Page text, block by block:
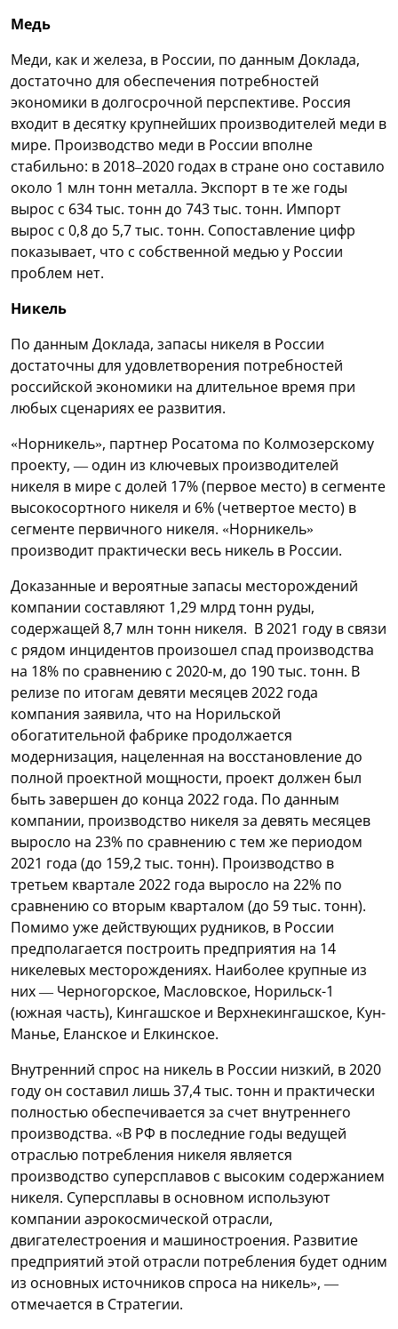
Медь
Меди, как и железа, в России, по данным Доклада,
достаточно для обеспечения потребностей
экономики в долгосрочной перспективе. Россия
входит в десятку крупнейших производителей меди в
мире. Производство меди в России вполне
стабильно: в 2018–2020 годах в стране оно составило
около 1 млн тонн металла. Экспорт в те же годы
вырос с 634 тыс. тонн до 743 тыс. тонн. Импорт
вырос с 0,8 до 5,7 тыс. тонн. Сопоставление цифр
показывает, что с собственной медью у России
проблем нет.
Никель
По данным Доклада, запасы никеля в России
достаточны для удовлетворения потребностей
российской экономики на длительное время при
любых сценариях ее развития.
«Норникель», партнер Росатома по Колмозерскому
проекту, — один из ключевых производителей
никеля в мире с долей 17% (первое место) в сегменте
высокосортного никеля и 6% (четвертое место) в
сегменте первичного никеля. «Норникель»
производит практически весь никель в России.
Доказанные и вероятные запасы месторождений
компании составляют 1,29 млрд тонн руды,
содержащей 8,7 млн тонн никеля. В 2021 году в связи
с рядом инцидентов произошел спад производства
на 18% по сравнению с 2020-м, до 190 тыс. тонн. В
релизе по итогам девяти месяцев 2022 года
компания заявила, что на Норильской
обогатительной фабрике продолжается
модернизация, нацеленная на восстановление до
полной проектной мощности, проект должен был
быть завершен до конца 2022 года. По данным
компании, производство никеля за девять месяцев
выросло на 23% по сравнению с тем же периодом
2021 года (до 159,2 тыс. тонн). Производство в
третьем квартале 2022 года выросло на 22% по
сравнению со вторым кварталом (до 59 тыс. тонн).
Помимо уже действующих рудников, в России
предполагается построить предприятия на 14
никелевых месторождениях. Наиболее крупные из
них — Черногорское, Масловское, Норильск-1
(южная часть), Кингашское и Верхнекингашское, Кун-
Манье, Еланское и Елкинское.
Внутренний спрос на никель в России низкий, в 2020
году он составил лишь 37,4 тыс. тонн и практически
полностью обеспечивается за счет внутреннего
производства. «В РФ в последние годы ведущей
отраслью потребления никеля является
производство суперсплавов с высоким содержанием
никеля. Суперсплавы в основном используют
компании аэрокосмической отрасли,
двигателестроения и машиностроения. Развитие
предприятий этой отрасли потребления будет одним
из основных источников спроса на никель», —
отмечается в Стратегии.